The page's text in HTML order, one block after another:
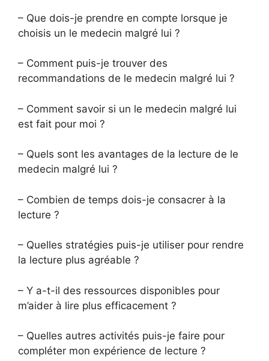
– Que dois-je prendre en compte lorsque je
choisis un le medecin malgré lui ?
– Comment puis-je trouver des
recommandations de le medecin malgré lui ?
– Comment savoir si un le medecin malgré lui
est fait pour moi ?
– Quels sont les avantages de la lecture de le
medecin malgré lui ?
– Combien de temps dois-je consacrer à la
lecture ?
– Quelles stratégies puis-je utiliser pour rendre
la lecture plus agréable ?
– Y a-t-il des ressources disponibles pour
m’aider à lire plus efficacement ?
– Quelles autres activités puis-je faire pour
compléter mon expérience de lecture ?